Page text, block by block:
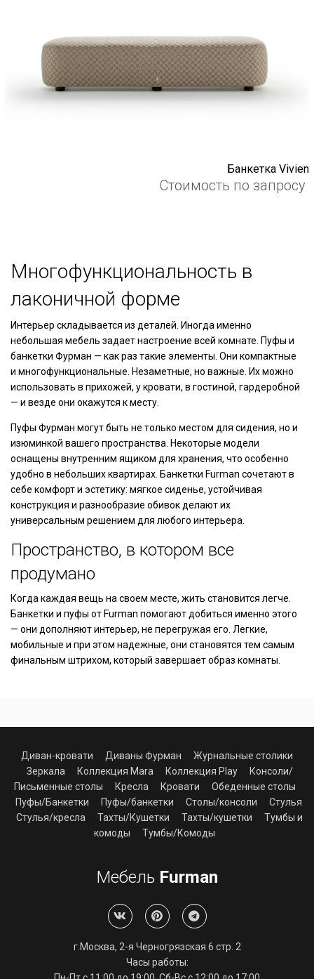
Алиса
Банкетка Vivien
Стоимость по запросу
Многофункциональность в
лаконичной форме
Интерьер складывается из деталей. Иногда именно
небольшая мебель задает настроение всей комнате. Пуфы и
банкетки Фурман — как раз такие элементы. Они компактные
и многофункциональные. Незаметные, но важные. Их можно
использовать в прихожей, у кровати, в гостиной, гардеробной
— и везде они окажутся к месту.
Пуфы Фурман могут быть не только местом для сидения, но и
изюминкой вашего пространства. Некоторые модели
оснащены внутренним ящиком для хранения, что особенно
удобно в небольших квартирах. Банкетки Furman сочетают в
себе комфорт и эстетику: мягкое сиденье, устойчивая
конструкция и разнообразие обивок делают их
универсальным решением для любого интерьера.
Пространство, в котором все
продумано
Когда каждая вещь на своем месте, жить становится легче.
Банкетки и пуфы от Furman помогают добиться именно этого
— они дополняют интерьер, не перегружая его. Легкие,
мобильные и при этом надежные, они становятся тем самым
финальным штрихом, который завершает образ комнаты.
Диван-кровати Диваны Фурман
Журнальные столики
Зеркала
Коллекция Mara Коллекция Play
Консоли/
Письменные столы
Кресла Кровати
Обеденные столы
Пуфы/Банкетки
Пуфы/банкетки Столы/консоли
Стулья
Стулья/кресла
Тахты/Кушетки Тахты/кушетки
Тумбы и
комоды
Тумбы/Комоды
Мебель Furman
г.Москва, 2-я Черногрязская 6 стр. 2
Часы работы: